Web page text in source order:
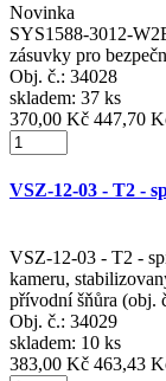
Novinka
SYS1588-3012-
zásuvky pro
Obj. č.: 34028
skladem: 37 ks
370,00 Kč 447,70
VSZ-12-03 - T2 -
VSZ-12-03 - T2 -
kameru,
přívodní šňůra (obj.
Obj. č.: 34029
skladem: 10 ks
383,00 Kč 463,43